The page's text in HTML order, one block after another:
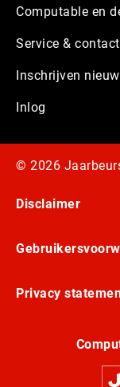
Computable en
Service & contact
Inschrijven
Inlog
© 2026
Disclaimer
Privacy